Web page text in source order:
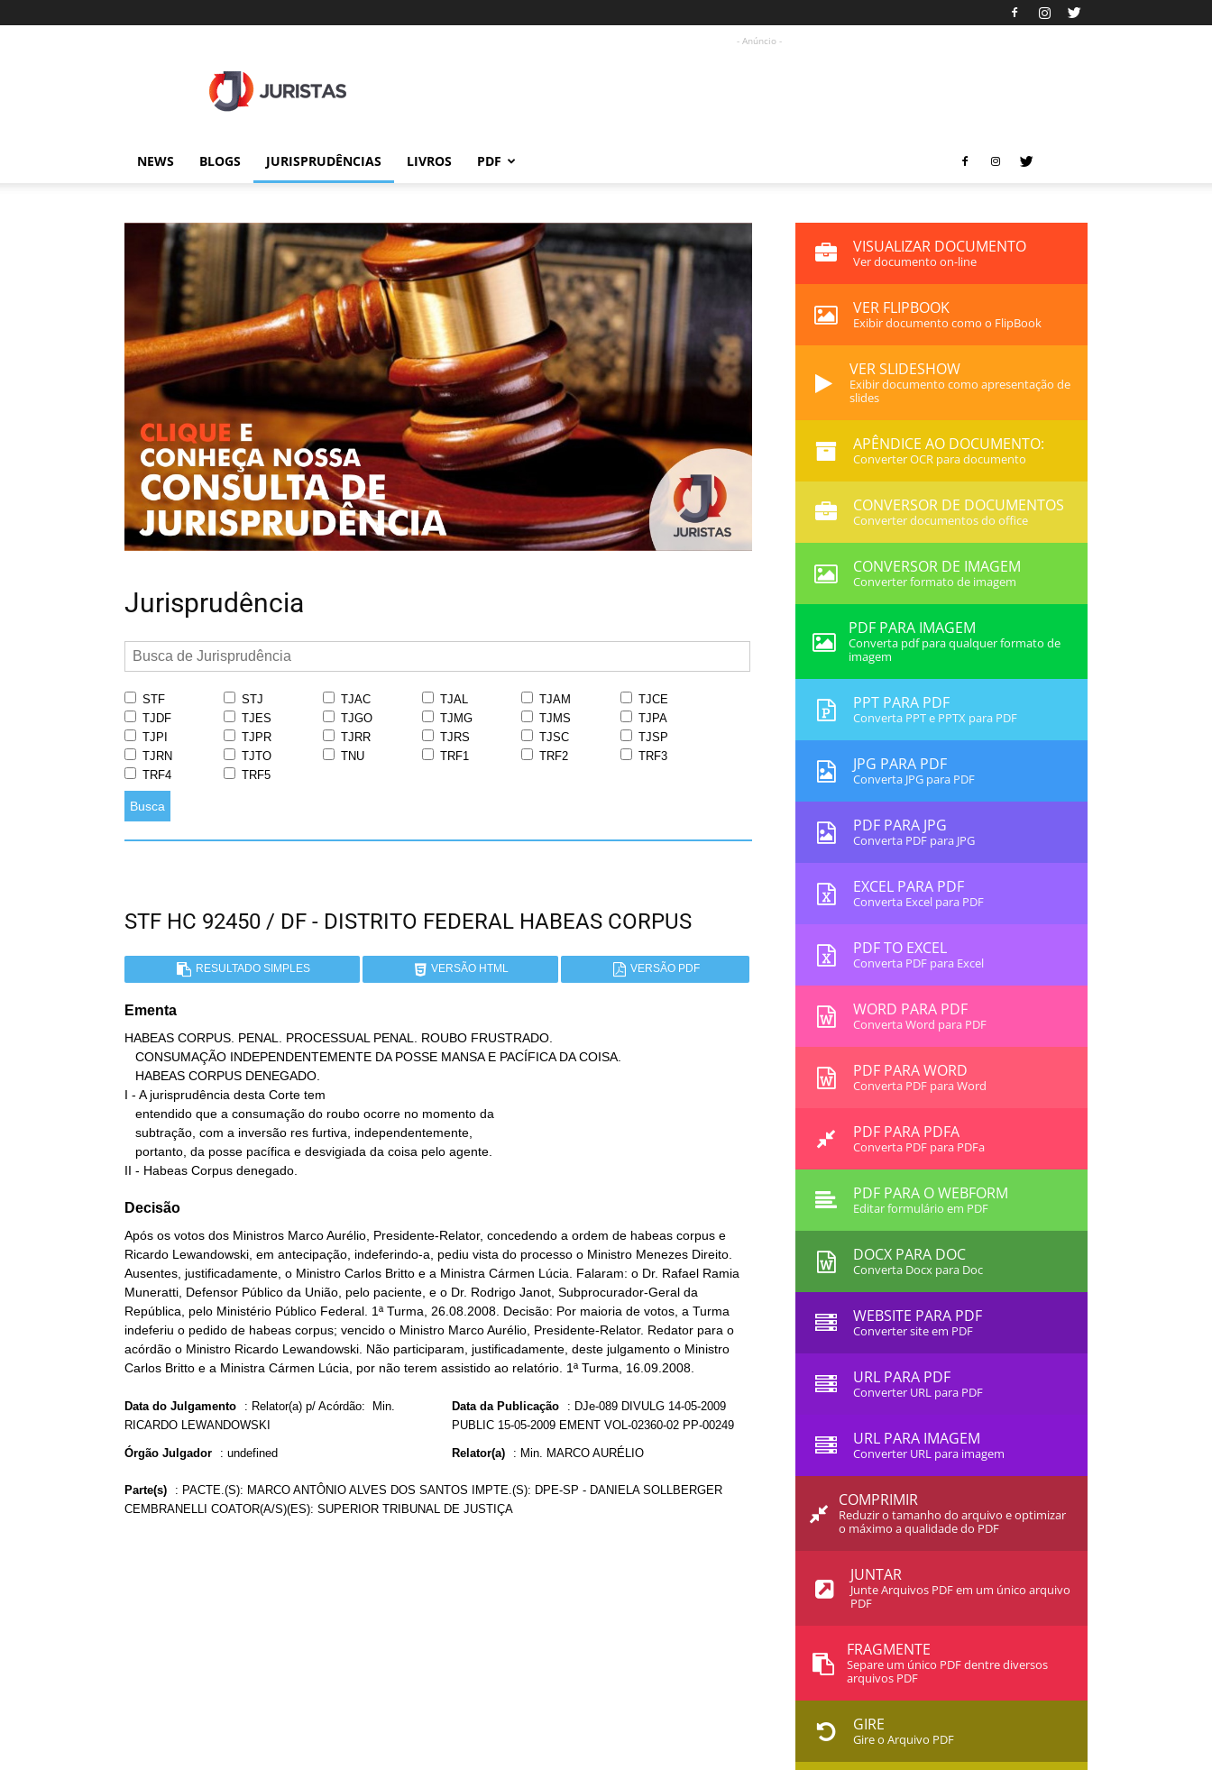
- Anúncio -
NEWS BLOGS JURISPRUDÊNCIAS LIVROS PDF
Jurisprudência
STF STJ TJAC TJAL TJAM
TJCE
TJDF
TJES TJGO TJMG TJMS
TJPA
TJPI
TJPR TJRR TJRS TJSC
TJSP
TJRN
TJTO TNU TRF1 TRF2
TRF3
TRF4
TRF5
Busca
STF HC 92450 / DF - DISTRITO FEDERAL HABEAS CORPUS
RESULTADO SIMPLES VERSÃO HTML VERSÃO PDF
Ementa
HABEAS CORPUS. PENAL. PROCESSUAL PENAL. ROUBO FRUSTRADO.
I - A jurisprudência desta Corte tem
II - Habeas Corpus denegado.
Decisão
Após os votos dos Ministros Marco Aurélio, Presidente-Relator, concedendo a ordem de habeas corpus e
Ricardo Lewandowski, em antecipação, indeferindo-a, pediu vista do processo o Ministro Menezes Direito.
Ausentes, justificadamente, o Ministro Carlos Britto e a Ministra Cármen Lúcia. Falaram: o Dr. Rafael Ramia
Muneratti, Defensor Público da União, pelo paciente, e o Dr. Rodrigo Janot, Subprocurador-Geral da
República, pelo Ministério Público Federal. 1ª Turma, 26.08.2008. Decisão: Por maioria de votos, a Turma
indeferiu o pedido de habeas corpus; vencido o Ministro Marco Aurélio, Presidente-Relator. Redator para o
acórdão o Ministro Ricardo Lewandowski. Não participaram, justificadamente, deste julgamento o Ministro
Carlos Britto e a Ministra Cármen Lúcia, por não terem assistido ao relatório. 1ª Turma, 16.09.2008.
Data do Julgamento : Relator(a) p/ Acórdão: Min.
RICARDO LEWANDOWSKI
Data da Publicação : DJe-089 DIVULG 14-05-2009
PUBLIC 15-05-2009 EMENT VOL-02360-02 PP-00249
Órgão Julgador : undefined Relator(a) : Min. MARCO AURÉLIO
Parte(s) : PACTE.(S): MARCO ANTÔNIO ALVES DOS SANTOS IMPTE.(S): DPE-SP - DANIELA SOLLBERGER
CEMBRANELLI COATOR(A/S)(ES): SUPERIOR TRIBUNAL DE JUSTIÇA
VISUALIZAR DOCUMENTO
Ver documento on-line
VER FLIPBOOK
Exibir documento como o FlipBook
VER SLIDESHOW
Exibir documento como apresentação de
slides
APÊNDICE AO DOCUMENTO:
Converter OCR para documento
CONVERSOR DE DOCUMENTOS
Converter documentos do office
CONVERSOR DE IMAGEM
Converter formato de imagem
PDF PARA IMAGEM
Converta pdf para qualquer formato de
imagem
PPT PARA PDF
Converta PPT e PPTX para PDF
JPG PARA PDF
Converta JPG para PDF
PDF PARA JPG
Converta PDF para JPG
EXCEL PARA PDF
Converta Excel para PDF
PDF TO EXCEL
Converta PDF para Excel
WORD PARA PDF
Converta Word para PDF
PDF PARA WORD
Converta PDF para Word
PDF PARA PDFA
Converta PDF para PDFa
PDF PARA O WEBFORM
Editar formulário em PDF
DOCX PARA DOC
Converta Docx para Doc
WEBSITE PARA PDF
Converter site em PDF
URL PARA PDF
Converter URL para PDF
URL PARA IMAGEM
Converter URL para imagem
COMPRIMIR
Reduzir o tamanho do arquivo e optimizar
o máximo a qualidade do PDF
JUNTAR
Junte Arquivos PDF em um único arquivo
PDF
FRAGMENTE
Separe um único PDF dentre diversos
arquivos PDF
GIRE
Gire o Arquivo PDF